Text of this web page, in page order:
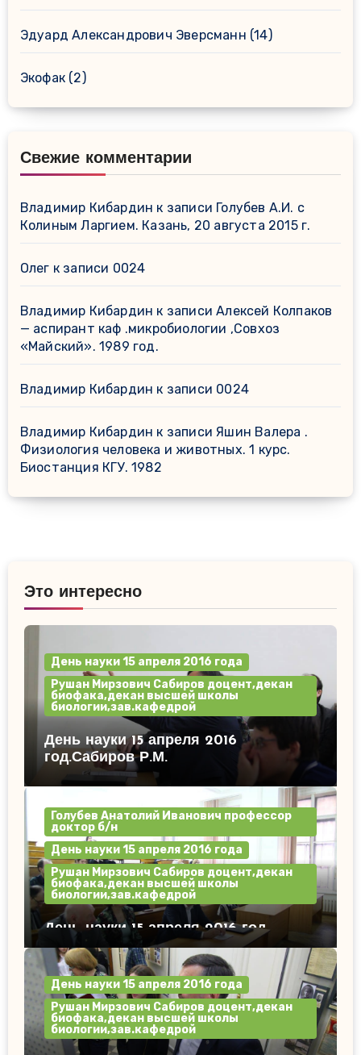
Эдуард Александрович Эверсманн (14)
Экофак(2)
Свежие комментарии
Владимир Кибардин к записи Голубев А.И. с
Колиным Ларгием. Казань, 20 августа 2015 г.
Олег к записи 0024
Владимир Кибардин к записиАлексей Колпаков
— аспирант каф .микробиологии ,Совхоз
«Майский». 1989 год.
Владимир Кибардин к записи 0024
Владимир Кибардин к записиЯшин Валера .
Физиология человека и животных. 1 курс.
Биостанция КГУ. 1982
Это интересно
День науки 15 апреля 2016 года
Рушан Мирзович Сабиров доцент,декан
биофака,декан высшей школы
биологии,зав.кафедрой
День науки 15 апреля 2016
год.Сабиров Р.М.
Голубев Анатолий Иванович профессор
доктор б/н
День науки 15 апреля 2016 года
Рушан Мирзович Сабиров доцент,декан
биофака,декан высшей школы
биологии,зав.кафедрой
День науки 15 апреля 2016 год.
День науки 15 апреля 2016 года
Рушан Мирзович Сабиров доцент,декан
биофака,декан высшей школы
биологии,зав.кафедрой